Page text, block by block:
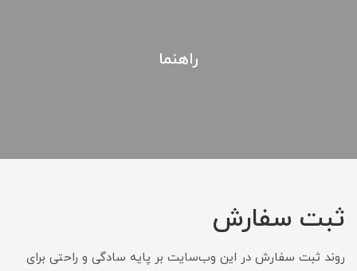
راهنما
ثبت سفارش
روند ثبت سفارش در این وب‌سایت بر پایه سادگی و راحتی برای